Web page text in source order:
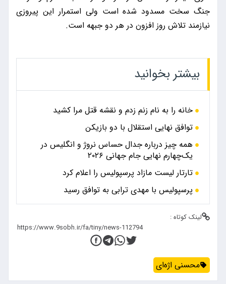
جنگ سخت مسدود شده است ولی استمرار این پیروزی
نیازمند تلاش روز افزون در هر دو جبهه است.
بیشتر بخوانید
خانه را به نام زنم زدم و نقشه قتل مرا کشید
توافق نهایی استقلال با دو بازیکن
همه چیز درباره جدال حساس نروژ و انگلیس در
یک‌چهارم نهایی جام جهانی ۲۰۲۶
تارتار لیست مازاد پرسپولیس را اعلام کرد
پرسپولیس با مهدی ترابی به توافق رسید
لینک کوتاه :
محسنی اژه‌ای